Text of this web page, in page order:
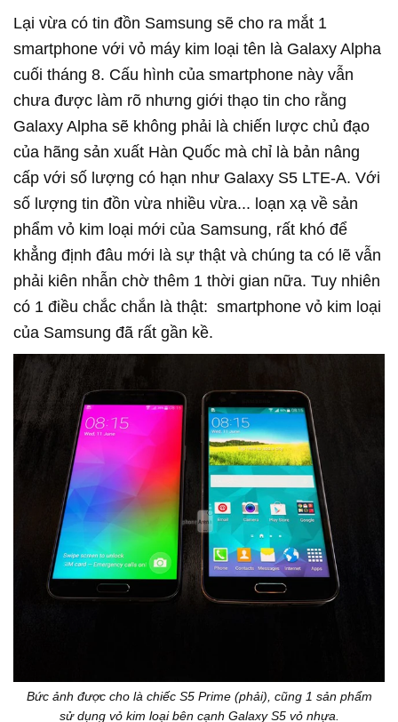
Lại vừa có tin đồn Samsung sẽ cho ra mắt 1
smartphone với vỏ máy kim loại tên là Galaxy Alpha
cuối tháng 8. Cấu hình của smartphone này vẫn
chưa được làm rõ nhưng giới thạo tin cho rằng
Galaxy Alpha sẽ không phải là chiến lược chủ đạo
của hãng sản xuất Hàn Quốc mà chỉ là bản nâng
cấp với số lượng có hạn như Galaxy S5 LTE-A. Với
số lượng tin đồn vừa nhiều vừa... loạn xạ về sản
phẩm vỏ kim loại mới của Samsung, rất khó để
khẳng định đâu mới là sự thật và chúng ta có lẽ vẫn
phải kiên nhẫn chờ thêm 1 thời gian nữa. Tuy nhiên
có 1 điều chắc chắn là thật: smartphone vỏ kim loại
của Samsung đã rất gần kề.
Bức ảnh được cho là chiếc S5 Prime (phải), cũng 1 sản phẩm
sử dụng vỏ kim loại bên cạnh Galaxy S5 vỏ nhựa.